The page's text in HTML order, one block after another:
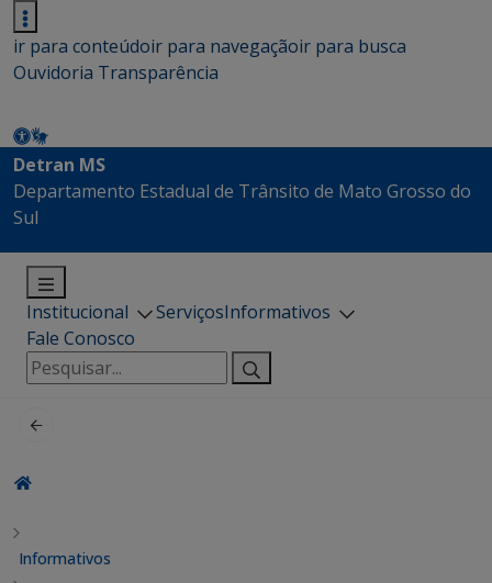
ir para conteúdoir para navegaçãoir para busca
Ouvidoria Transparência
Detran MS
Departamento Estadual de Trânsito de Mato Grosso do
Sul
Institucional ServiçosInformativos
Fale Conosco
Pesquisar
por:
Informativos